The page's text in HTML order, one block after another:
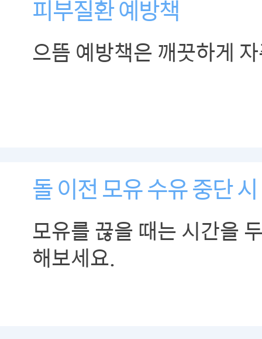
피부질환 예방책
으뜸 예방책은 깨끗하게
돌 이전 모유 수유 중단
모유를 끊을 때는 시간을
해보세요.